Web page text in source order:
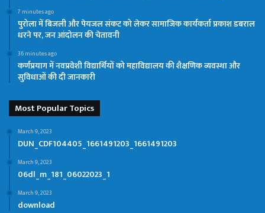
7 minutes ago
पुरोला में बिजली और पेयजल संकट को लेकर सामाजिक कार्यकर्ता प्रकाश डबराल
धरने पर, जन आंदोलन की चेतावनी
36 minutes ago
कर्णप्रयाग में नवप्रवेशी विद्यार्थियों को महाविद्यालय की शैक्षणिक व्यवस्था और
सुविधाओं की दी जानकारी
Most Popular Topics
March 9, 2023
DUN_CDF104405_1661491203_1661491203
March 9, 2023
06dl_m_181_06022023_1
March 9, 2023
download